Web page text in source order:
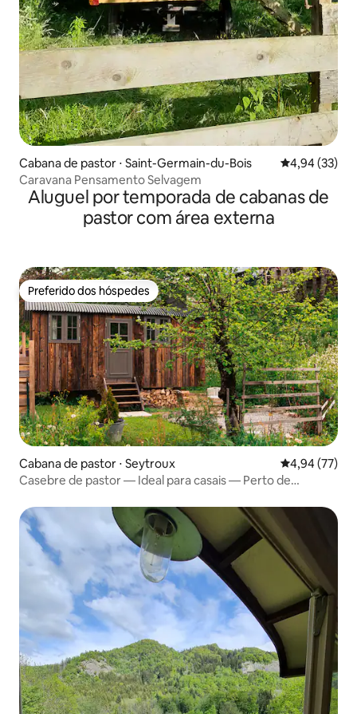
Cabana de pastor ⋅ Saint-Germain-du-Bois 4,94 de uma
4,94 (33)
Caravana Pensamento Selvagem
Aluguel por temporada de cabanas de
pastor com área externa
Preferido dos hóspedes
Preferido dos hóspedes
Cabana de pastor ⋅ Seytroux 4,94 de uma
4,94 (77)
Casebre de pastor — Ideal para casais — Perto de